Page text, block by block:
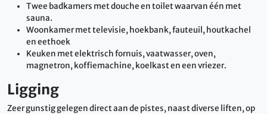
Twee badkamers met douche en toilet waarvan één met
sauna.
Woonkamer met televisie, hoekbank, fauteuil, houtkachel
en eethoek
Keuken met elektrisch fornuis, vaatwasser, oven,
magnetron, koffiemachine, koelkast en een vriezer.
Ligging
Zeer gunstig gelegen direct aan de pistes, naast diverse liften, op